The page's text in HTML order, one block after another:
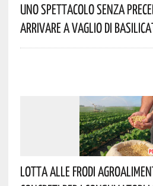
Uno Spettacolo Senza
Arrivare A Vaglio Di
Lotta Alle Frodi